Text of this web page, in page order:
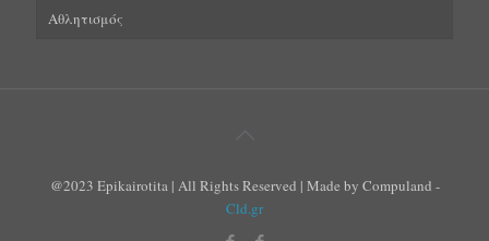
Αθλητισμός
@2023 Epikairotita | All Rights Reserved | Made by Compuland -
Cld.gr